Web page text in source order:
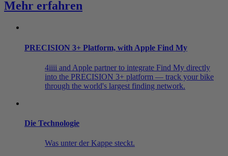
Mehr erfahren
PRECISION 3+ Platform, with Apple Find My
4iiii and Apple partner to integrate Find My directly
into the PRECISION 3+ platform — track your bike
through the world's largest finding network.
Die Technologie
Was unter der Kappe steckt.